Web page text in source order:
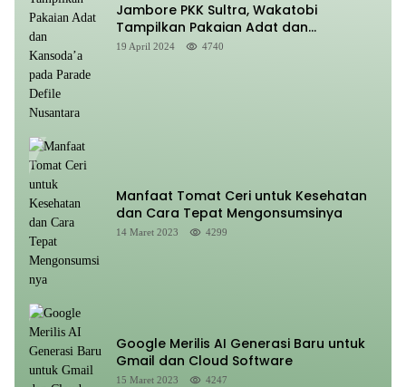
Jambore PKK Sultra, Wakatobi
Tampilkan Pakaian Adat dan
Kansoda’a pada Parade Defile
19 April 2024 4740
Manfaat Tomat Ceri untuk Kesehatan
dan Cara Tepat Mengonsumsinya
14 Maret 2023 4299
Google Merilis AI Generasi Baru untuk
Gmail dan Cloud Software
15 Maret 2023 4247